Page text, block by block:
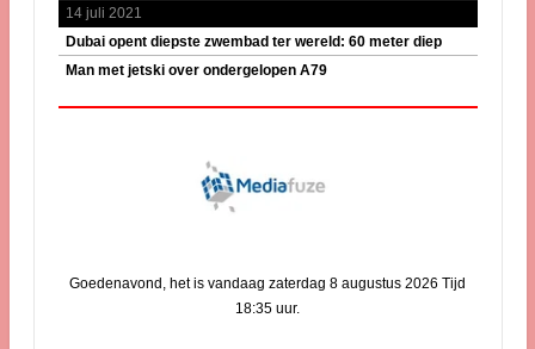
14 juli 2021
Dubai opent diepste zwembad ter wereld: 60 meter diep
Man met jetski over ondergelopen A79
Goedenavond, het is vandaag zaterdag 8 augustus 2026 Tijd
18:35 uur.